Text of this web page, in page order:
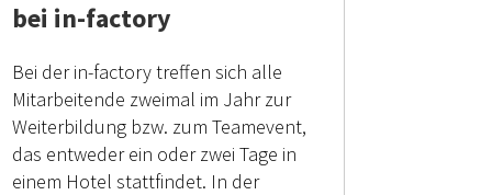
bei in-factory
Bei der in-factory treffen sich alle
Mitarbeitende zweimal im Jahr zur
Weiterbildung bzw. zum Teamevent,
das entweder ein oder zwei Tage in
einem Hotel stattfindet. In der